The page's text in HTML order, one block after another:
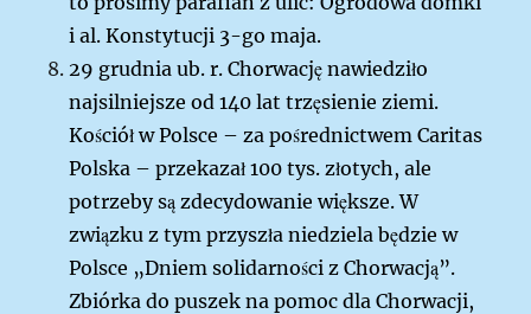
i al. Konstytucji 3-go maja.
29 grudnia ub. r. Chorwację nawiedziło
najsilniejsze od 140 lat trzęsienie ziemi.
Kościół w Polsce – za pośrednictwem Caritas
Polska – przekazał 100 tys. złotych, ale
potrzeby są zdecydowanie większe. W
związku z tym przyszła niedziela będzie w
Polsce „Dniem solidarności z Chorwacją”.
Zbiórka do puszek na pomoc dla Chorwacji,